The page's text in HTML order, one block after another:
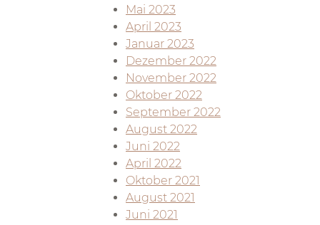
Mai 2023
April 2023
Januar 2023
Dezember 2022
November 2022
Oktober 2022
September 2022
August 2022
Juni 2022
April 2022
Oktober 2021
August 2021
Juni 2021